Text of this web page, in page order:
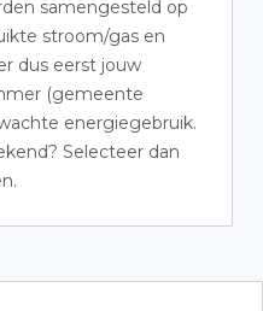
samengesteld op
stroom/gas en
dus eerst jouw
(gemeente
energiegebruik.
Selecteer dan